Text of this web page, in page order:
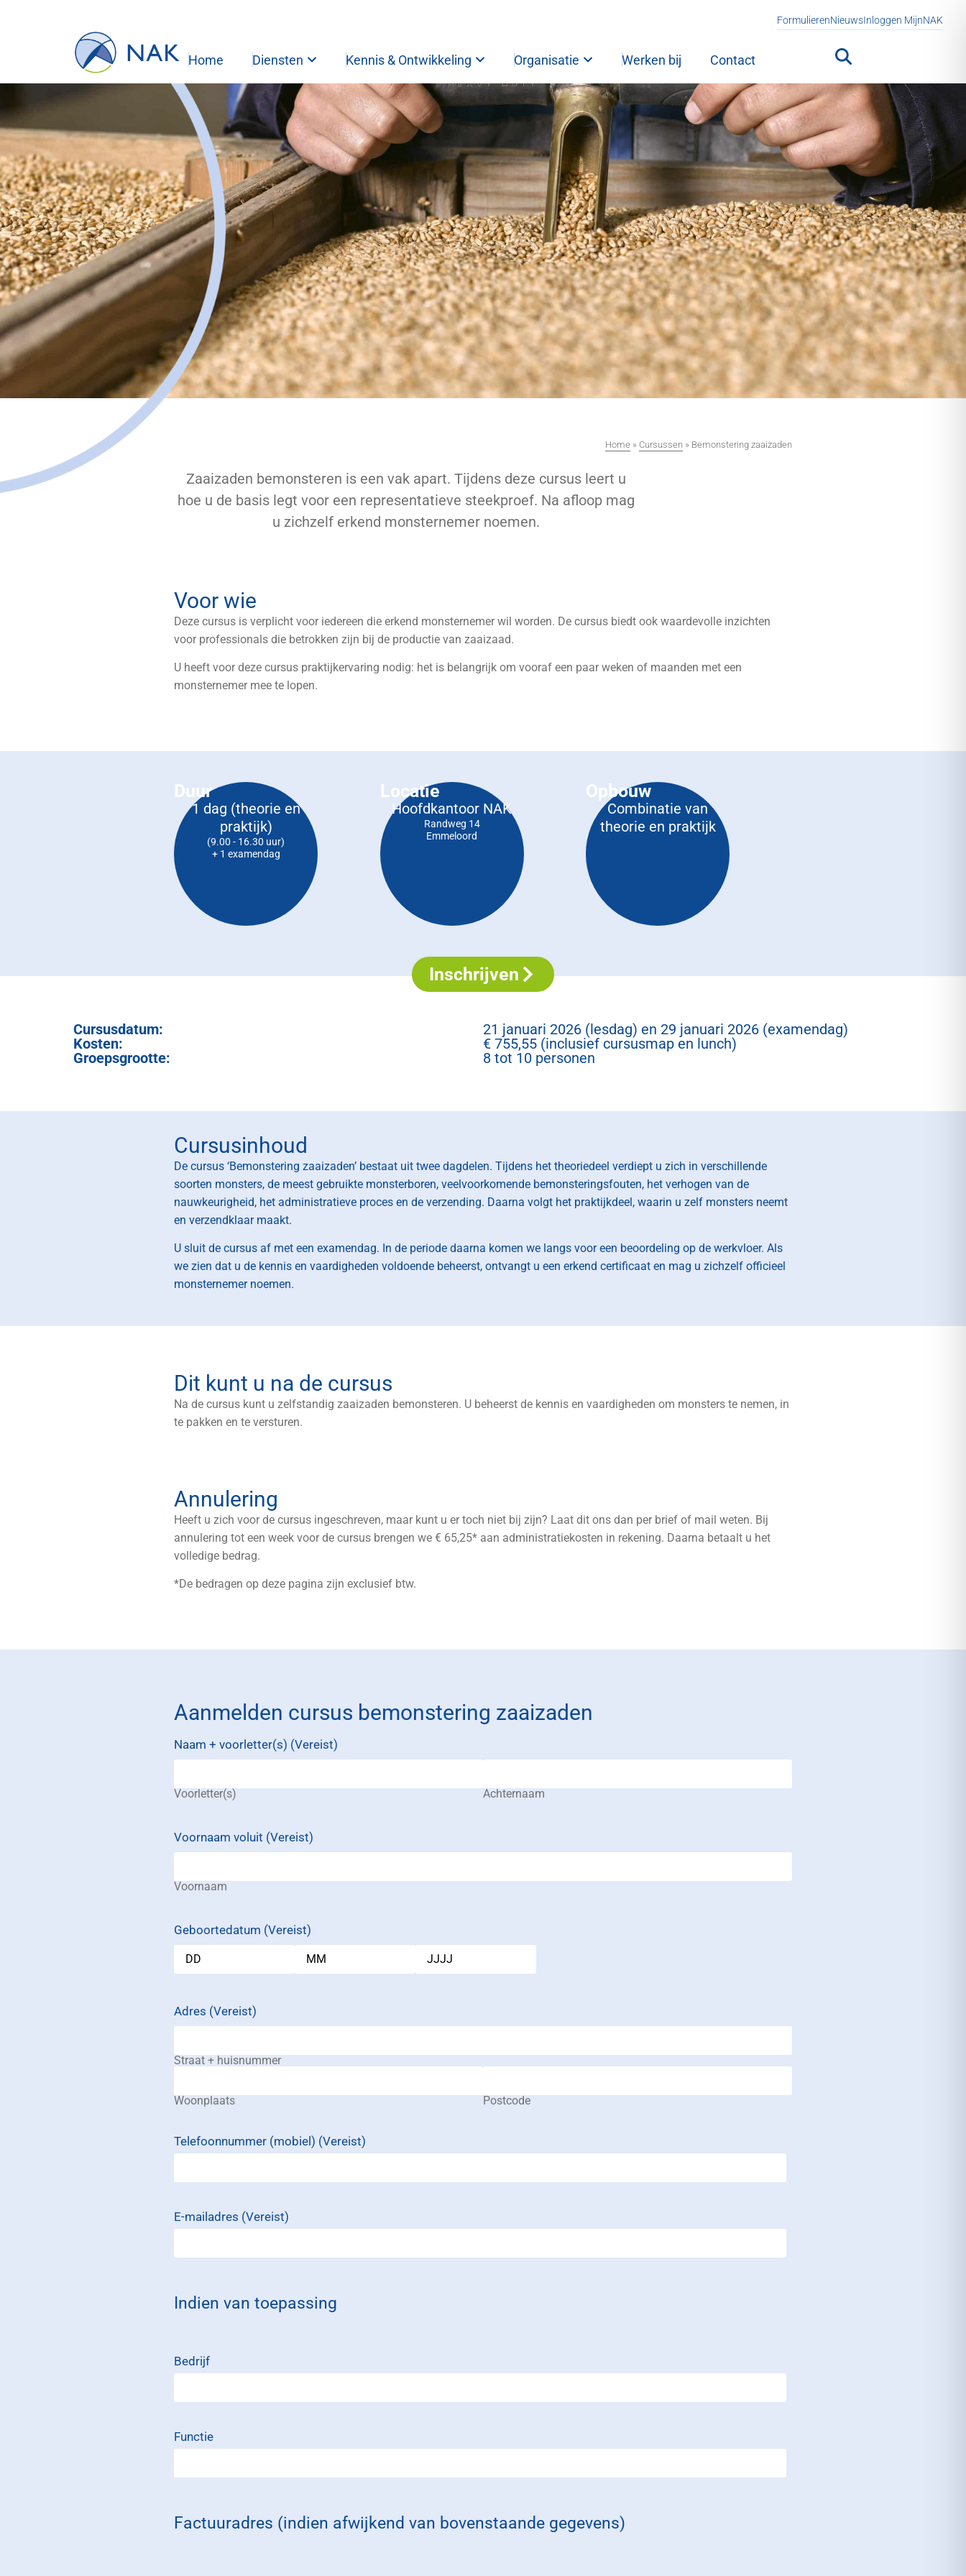
FormulierenNieuwsInloggen MijnNAK
Home Diensten Kennis & Ontwikkeling Organisatie Werken bij Contact
Bemonstering zaaizaden
Home » Cursussen » Bemonstering zaaizaden
Zaaizaden bemonsteren is een vak apart. Tijdens deze cursus leert u
hoe u de basis legt voor een representatieve steekproef. Na afloop mag
u zichzelf erkend monsternemer noemen.
Voor wie
Deze cursus is verplicht voor iedereen die erkend monsternemer wil worden. De cursus biedt ook waardevolle inzichten
voor professionals die betrokken zijn bij de productie van zaaizaad.
U heeft voor deze cursus praktijkervaring nodig: het is belangrijk om vooraf een paar weken of maanden met een
monsternemer mee te lopen.
Duur
1 dag (theorie en
praktijk)
(9.00 - 16.30 uur)
+ 1 examendag
Locatie
Hoofdkantoor NAK
Randweg 14
Emmeloord
Opbouw
Combinatie van
theorie en praktijk
Inschrijven
Cursusdatum:
21 januari 2026 (lesdag) en 29 januari 2026 (examendag)
Kosten:
€ 755,55 (inclusief cursusmap en lunch)
Groepsgrootte:
8 tot 10 personen
Cursusinhoud
De cursus ‘Bemonstering zaaizaden’ bestaat uit twee dagdelen. Tijdens het theoriedeel verdiept u zich in verschillende
soorten monsters, de meest gebruikte monsterboren, veelvoorkomende bemonsteringsfouten, het verhogen van de
nauwkeurigheid, het administratieve proces en de verzending. Daarna volgt het praktijkdeel, waarin u zelf monsters neemt
en verzendklaar maakt.
U sluit de cursus af met een examendag. In de periode daarna komen we langs voor een beoordeling op de werkvloer. Als
we zien dat u de kennis en vaardigheden voldoende beheerst, ontvangt u een erkend certificaat en mag u zichzelf officieel
monsternemer noemen.
Dit kunt u na de cursus
Na de cursus kunt u zelfstandig zaaizaden bemonsteren. U beheerst de kennis en vaardigheden om monsters te nemen, in
te pakken en te versturen.
Annulering
Heeft u zich voor de cursus ingeschreven, maar kunt u er toch niet bij zijn? Laat dit ons dan per brief of mail weten. Bij
annulering tot een week voor de cursus brengen we € 65,25* aan administratiekosten in rekening. Daarna betaalt u het
volledige bedrag.
*De bedragen op deze pagina zijn exclusief btw.
Aanmelden cursus bemonstering zaaizaden
Naam + voorletter(s) (Vereist)
Voorletter(s) Achternaam
Voornaam voluit (Vereist)
Voornaam
Geboortedatum (Vereist)
Adres (Vereist)
Straat + huisnummer
Woonplaats Postcode
Telefoonnummer (mobiel) (Vereist)
E-mailadres (Vereist)
Indien van toepassing
Bedrijf
Functie
Factuuradres (indien afwijkend van bovenstaande gegevens)